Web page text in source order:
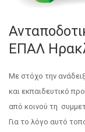
ΕΠΑΛ
Με στόχο την
και εκπαιδευτικό
από κοινού τη
Για το λόγο αυτό